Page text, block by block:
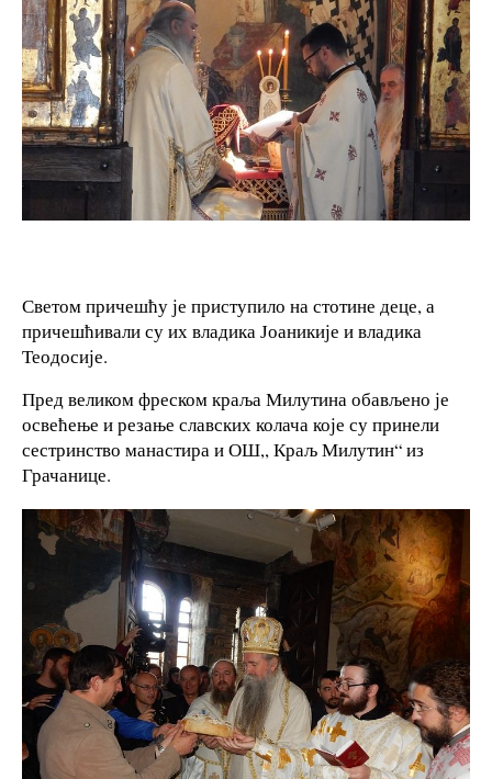
Светом причешћу је приступило на стотине деце, а
причешћивали су их владика Јоаникије и владика
Теодосије.
Пред великом фреском краља Милутина обављено је
освећење и резање славских колача које су принели
сестринство манастира и ОШ,, Краљ Милутин“ из
Грачанице.